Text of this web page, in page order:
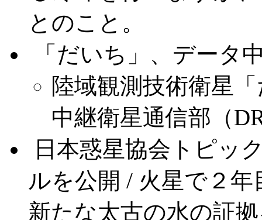
とのこと。
「だいち」、データ
陸域観測技術衛星
中継衛星通信部（
日本惑星協会トピッ
ルを公開 / 火星で２
新たな太古の水の証